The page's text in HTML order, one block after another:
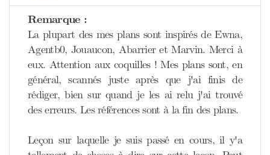
Remarque :
La plupart des mes plans sont inspirés de Ewna,
Agentb0, Jouaucon, Abarrier et Marvin. Merci à
eux. Attention aux coquilles ! Mes plans sont, en
général, scannés juste après que j'ai finis de
rédiger, bien sur quand je les ai relu j'ai trouvé
des erreurs. Les références sont à la fin des plans.
Leçon sur laquelle je suis passé en cours, il y'a